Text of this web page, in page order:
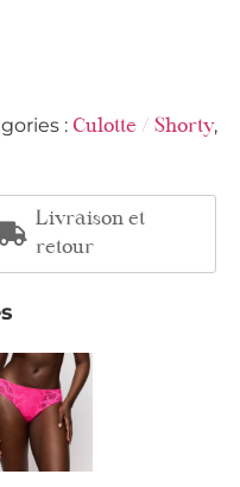
: Culotte / Shorty,
Livraison et
retour